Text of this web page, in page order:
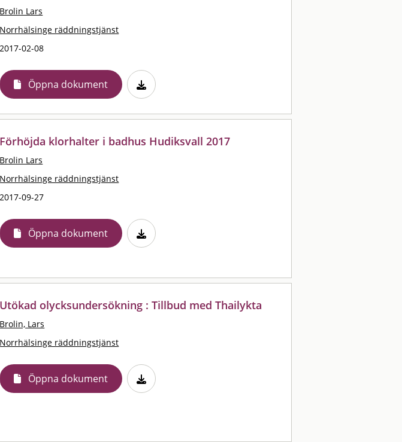
Brolin Lars
Norrhälsinge räddningstjänst
2017-02-08
Öppna dokument
Förhöjda klorhalter i badhus Hudiksvall 2017
Brolin Lars
Norrhälsinge räddningstjänst
2017-09-27
Öppna dokument
Utökad olycksundersökning : Tillbud med Thailykta
Brolin, Lars
Norrhälsinge räddningstjänst
Öppna dokument